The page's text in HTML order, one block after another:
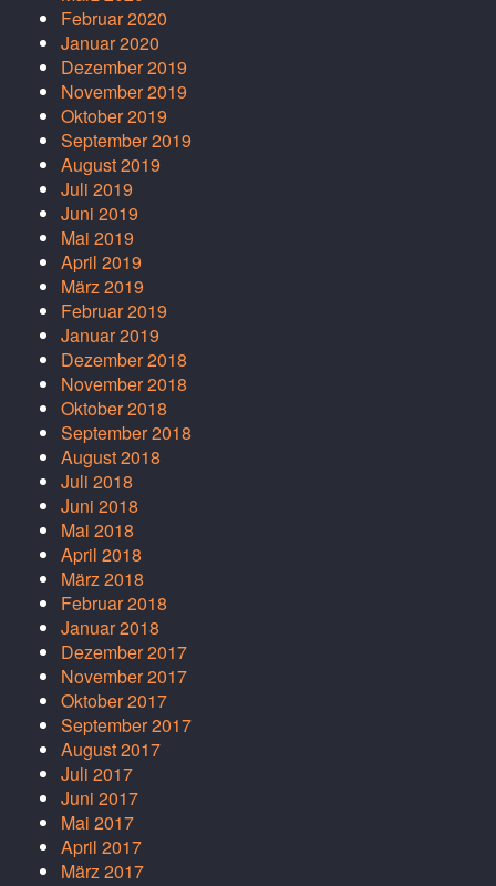
Februar 2020
Januar 2020
Dezember 2019
November 2019
Oktober 2019
September 2019
August 2019
Juli 2019
Juni 2019
Mai 2019
April 2019
März 2019
Februar 2019
Januar 2019
Dezember 2018
November 2018
Oktober 2018
September 2018
August 2018
Juli 2018
Juni 2018
Mai 2018
April 2018
März 2018
Februar 2018
Januar 2018
Dezember 2017
November 2017
Oktober 2017
September 2017
August 2017
Juli 2017
Juni 2017
Mai 2017
April 2017
März 2017